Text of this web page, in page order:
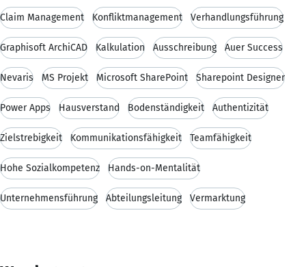
Claim Management Konfliktmanagement Verhandlungsführung
Graphisoft ArchiCAD Kalkulation Ausschreibung Auer Success
Nevaris MS Projekt Microsoft SharePoint Sharepoint Designer
Power Apps Hausverstand Bodenständigkeit Authentizität
Zielstrebigkeit Kommunikationsfähigkeit Teamfähigkeit
Hohe Sozialkompetenz Hands-on-Mentalität
Unternehmensführung Abteilungsleitung Vermarktung